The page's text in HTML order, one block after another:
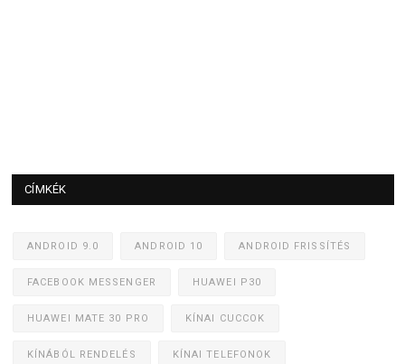
CÍMKÉK
ANDROID 9.0 ANDROID 10 ANDROID FRISSÍTÉS
FACEBOOK MESSENGER HUAWEI P30
HUAWEI MATE 30 PRO KÍNAI CUCCOK
KÍNÁBÓL RENDELÉS KÍNAI TELEFONOK